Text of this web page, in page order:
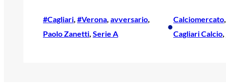
#Cagliari, #Verona, avversario
Paolo Zanetti, Serie A
•
Calciomercato,
Cagliari Calcio,